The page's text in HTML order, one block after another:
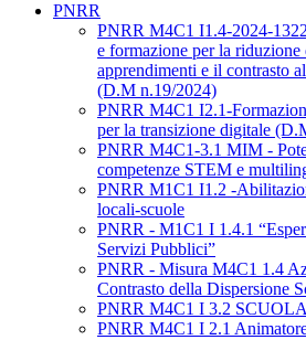
PNRR
PNRR M4C1 I1.4-2024-
e formazione per la
apprendimenti e il contrasto
(D.M n.19/2024)
PNRR M4C1 I2.1-
per la transizione digitale
PNRR M4C1-3.1 MIM -
competenze STEM e
PNRR M1C1 I1.2 -
locali-scuole
PNRR - M1C1 I 1.4.1
Servizi Pubblici”
PNRR - Misura M4C1 1.4
Contrasto della Dispersione
PNRR M4C1 I 3.2
PNRR M4C1 I 2.1